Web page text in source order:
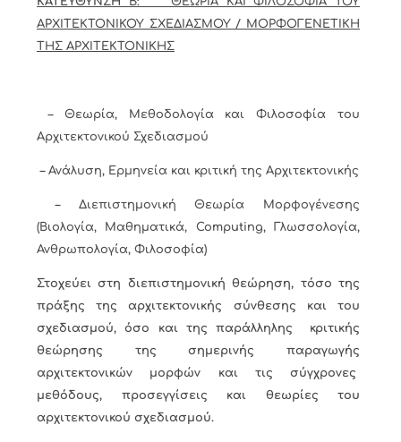
ΑΡΧΙΤΕΚΤΟΝΙΚΟΥ ΣΧΕΔΙΑΣΜΟΥ / ΜΟΡΦΟΓΕΝΕΤΙΚΗ
ΤΗΣ ΑΡΧΙΤΕΚΤΟΝΙΚΗΣ
– Θεωρία, Μεθοδολογία και Φιλοσοφία του
Αρχιτεκτονικού Σχεδιασμού
– Ανάλυση, Ερμηνεία και κριτική της Αρχιτεκτονικής
– Διεπιστημονική Θεωρία Μορφογένεσης
(Βιολογία, Μαθηματικά, Computing, Γλωσσολογία,
Ανθρωπολογία, Φιλοσοφία)
Στοχεύει στη διεπιστημονική θεώρηση, τόσο της
πράξης της αρχιτεκτονικής σύνθεσης και του
σχεδιασμού, όσο και της παράλληλης κριτικής
θεώρησης της σημερινής παραγωγής
αρχιτεκτονικών μορφών και τις σύγχρονες
μεθόδους, προσεγγίσεις και θεωρίες του
αρχιτεκτονικού σχεδιασμού.